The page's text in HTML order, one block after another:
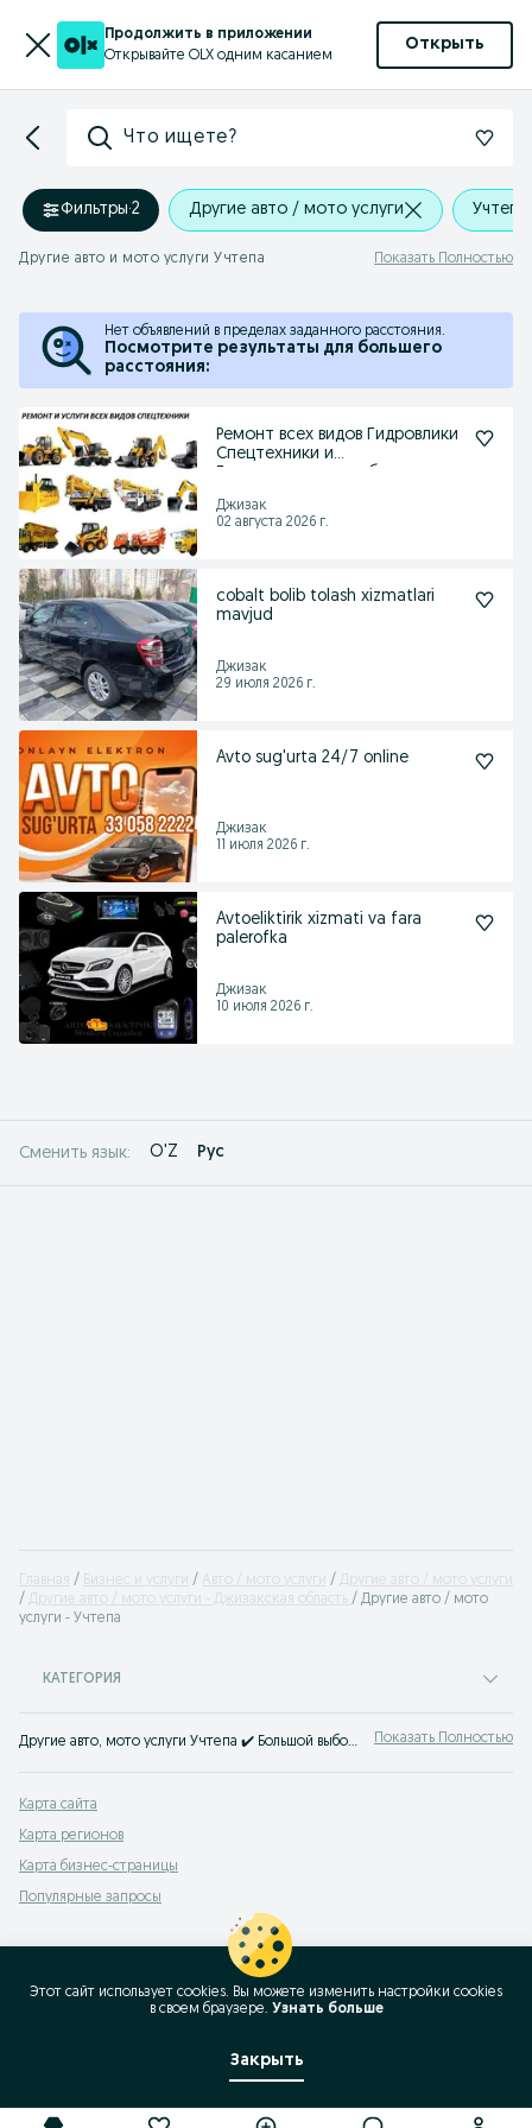
Продолжить в приложении
Открывайте OLX одним касанием
Открыть
Что ищете?
Фильтры·2 Другие авто / мото услуги Учтепа
Другие авто и мото услуги Учтепа Показать Полностью
Нет объявлений в пределах заданного расстояния.
Посмотрите результаты для большего
расстояния:
Ремонт всех видов Гидровлики
Спецтехники и
Джизак
02 августа 2026 г.
cobalt bolib tolash xizmatlari
mavjud
Джизак
29 июля 2026 г.
Avto sug'urta 24/7 online
Джизак
11 июля 2026 г.
Avtoeliktirik xizmati va fara
palerofka
Джизак
10 июля 2026 г.
Сменить язык: O'Z Рус
Главная Бизнес и услуги Авто / мото услуги
Другие авто / мото услуги
Другие авто / мото услуги - Джизакская область
Другие авто / мото
услуги - Учтепа
КАТЕГОРИЯ
Другие авто, мото услуги Учтепа ✔️ Большой выбор услуг для легковых и грузовых авто, мотоциклов и скутеров ⭐ Выгодные цены на авто услуги на OLX.uz! Показать Полностью
Карта сайта
Карта регионов
Карта бизнес-страницы
Популярные запросы
Этот сайт использует cookies. Вы можете изменить настройки cookies
в своeм браузере. Узнать больше
Закрыть